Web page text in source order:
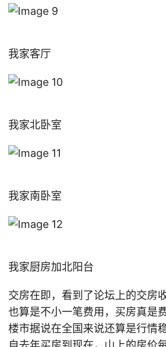
我家客厅
我家北卧室
我家南卧室
我家厨房加北阳台
交房在即，看到了论坛上的交房
也算是不小一笔费用，买房真是
楼市据说在全国来说还算是行情